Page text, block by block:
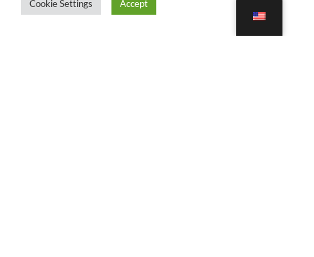
Cookie Settings Accept